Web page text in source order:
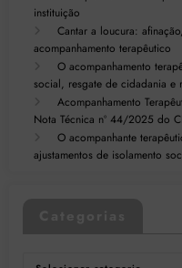
instituição
Cantar a loucura:
acompanhamento terapêutico
O acompanhamento
social, resgate de cidadania e
Acompanhamento
Nota Técnica nº 44/2025 do
O acompanhante
ajustamentos de isolamento